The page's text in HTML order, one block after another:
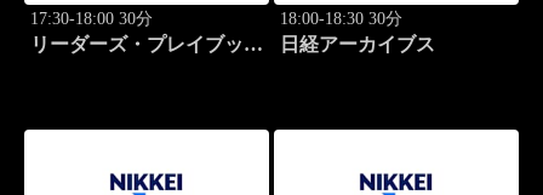
17:30-18:00 30分
リーダーズ・プレイブック
18:00-18:30 30分
日経アーカイブス